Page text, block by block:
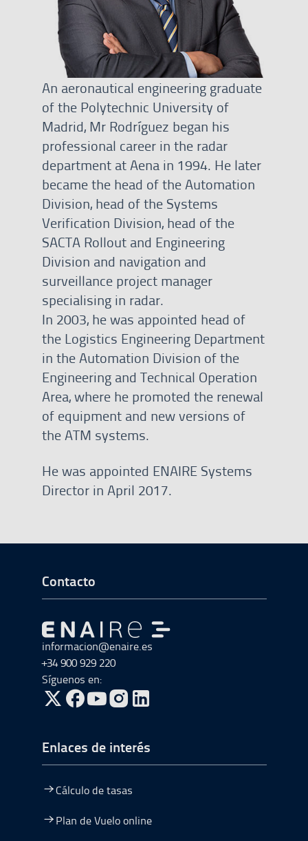
An aeronautical engineering graduate
of the Polytechnic University of
Madrid, Mr Rodríguez began his
professional career in the radar
department at Aena in 1994. He later
became the head of the Automation
Division, head of the Systems
Verification Division, head of the
SACTA Rollout and Engineering
Division and navigation and
surveillance project manager
specialising in radar.
In 2003, he was appointed head of
the Logistics Engineering Department
in the Automation Division of the
Engineering and Technical Operation
Area, where he promoted the renewal
of equipment and new versions of
the ATM systems.
He was appointed ENAIRE Systems
Director in April 2017.
Ir a Inicio del Pie de página
Contacto
Ir a Ir al inicio
informacion@enaire.es
+34 900 929 220
Síguenos en:
ir a Twitter, abre en una nueva ventana
ir a Facebook, abre en una nueva ventana
ir a Youtube, abre en una nueva ventana
ir a Instagram, abre en una nueva
Enlaces de interés
Cálculo de tasas
Plan de Vuelo online